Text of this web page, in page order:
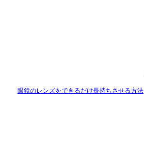
眼鏡のレンズをできるだけ長持ちさせる方法